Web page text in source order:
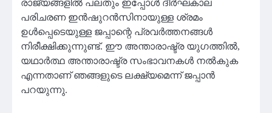
രാജ്യങ്ങളിൽ പലതും ഇപ്പോൾ ദീർഘകാല
പരിചരണ ഇൻഷുറൻസിനായുള്ള ശ്രമം
ഉൾപ്പെടെയുള്ള ജപ്പാന്റെ പ്രവർത്തനങ്ങൾ
നിരീക്ഷിക്കുന്നുണ്ട്. ഈ അന്താരാഷ്ട്ര യുഗത്തിൽ,
യഥാർത്ഥ അന്താരാഷ്ട്ര സംഭാവനകൾ നൽകുക
എന്നതാണ് ഞങ്ങളുടെ ലക്ഷ്യമെന്ന് ജപ്പാൻ
പറയുന്നു.